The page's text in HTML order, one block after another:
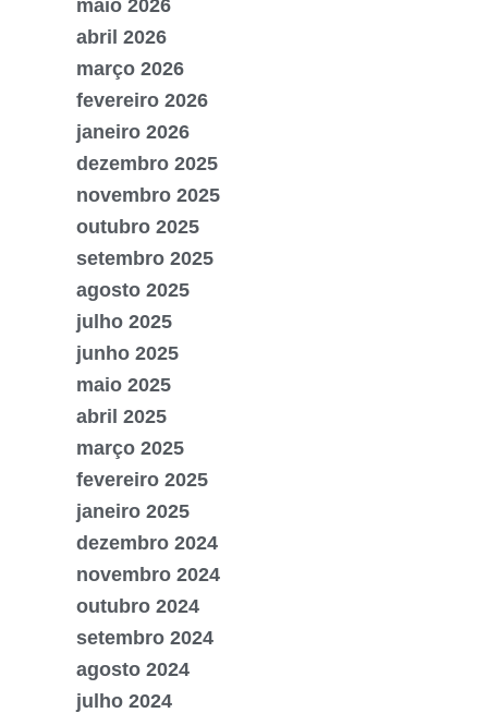
maio 2026
abril 2026
março 2026
fevereiro 2026
janeiro 2026
dezembro 2025
novembro 2025
outubro 2025
setembro 2025
agosto 2025
julho 2025
junho 2025
maio 2025
abril 2025
março 2025
fevereiro 2025
janeiro 2025
dezembro 2024
novembro 2024
outubro 2024
setembro 2024
agosto 2024
julho 2024